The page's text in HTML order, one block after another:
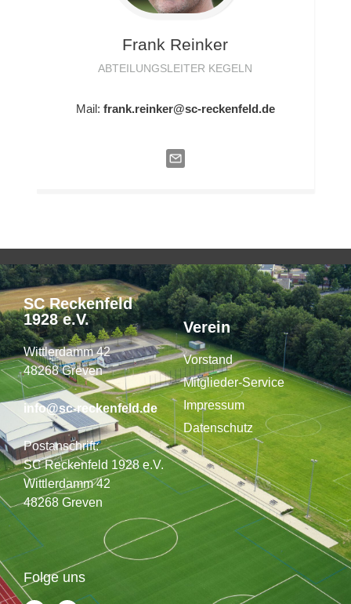
Frank Reinker
ABTEILUNGSLEITER KEGELN
Mail: frank.reinker@sc-reckenfeld.de
SC Reckenfeld
1928 e.V.
Wittlerdamm 42
48268 Greven
info@sc-reckenfeld.de
Postanschrift:
SC Reckenfeld 1928 e.V.
Wittlerdamm 42
48268 Greven
Verein
Vorstand
Mitglieder-Service
Impressum
Datenschutz
Folge uns